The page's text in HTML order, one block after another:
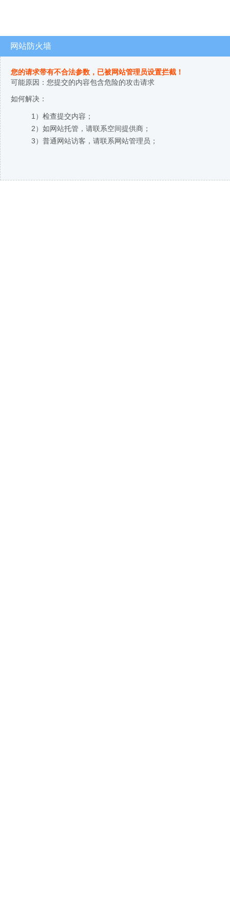
网站防火墙
您的请求带有不合法参数，已被网站管理员设置拦截！
可能原因：您提交的内容包含危险的攻击请求
如何解决：
1）检查提交内容；
2）如网站托管，请联系空间提供商；
3）普通网站访客，请联系网站管理员；